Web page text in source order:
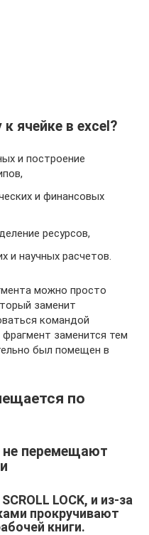
ячейке в excel?
и построение
и финансовых
ресурсов,
и научных расчетов.
можно просто
заменит
командой
заменится тем
был помещен в
по
не перемещают
LOCK, и из-за
прокручивают
книги.